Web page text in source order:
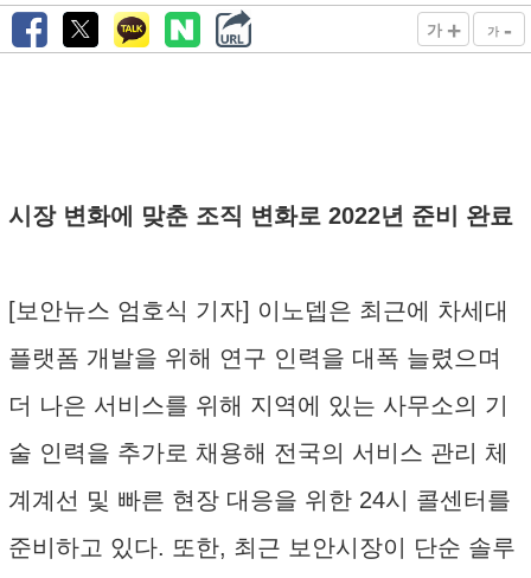
가 + 가 -
시장 변화에 맞춘 조직 변화로 2022년 준비 완료
[보안뉴스 엄호식 기자] 이노뎁은 최근에 차세대
플랫폼 개발을 위해 연구 인력을 대폭 늘렸으며
더 나은 서비스를 위해 지역에 있는 사무소의 기
술 인력을 추가로 채용해 전국의 서비스 관리 체
계계선 및 빠른 현장 대응을 위한 24시 콜센터를
준비하고 있다. 또한, 최근 보안시장이 단순 솔루